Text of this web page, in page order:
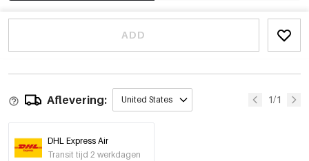
ADD
Aflevering: United States 1/1
DHL Express Air
Transit tijd 2 werkdagen